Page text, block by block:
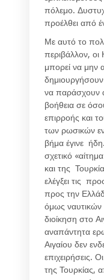
πόλεμο.
προέλθει από
Με αυτό το
περιβάλλον, οι
μπορεί να μην
να παράσχουν
βοήθεια σε
επιρροής και
των ρωσικών
βήμα έγινε
σχετικό
και της
ελέγξει τις
προς την
όμως
διοίκηση στο
αναπάντητα
Αιγαίου δεν
επιχειρήσεις.
της Τουρκίας,